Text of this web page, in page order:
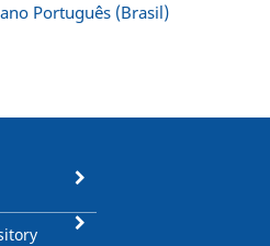
Português (Brasil)